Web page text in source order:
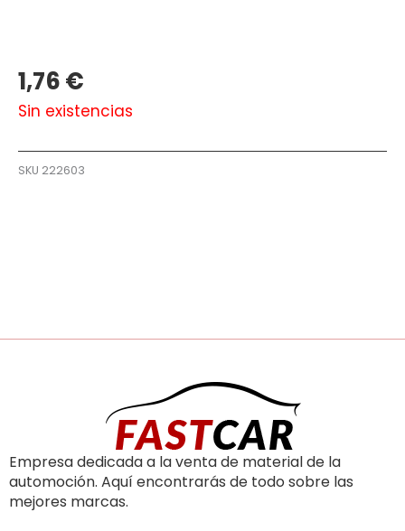
1,76€
Sin existencias
SKU 222603
Empresa dedicada a la venta de material de la
automoción. Aquí encontrarás de todo sobre las
mejores marcas.